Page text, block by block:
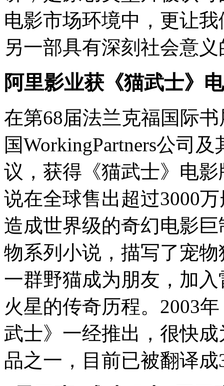
电影市场环境中，更让
另一部具有深刻社会意
阿里影业获《猫武士》
在第68届法兰克福国际
国WorkingPartners公司
议，获得《猫武士》电
说在全球售出超过3000
造成世界级的奇幻电影
物系列小说，描写了宠
一群野猫成为朋友，加
火星的传奇历程。2003
武士》一经推出，很快
品之一，目前已被翻译成